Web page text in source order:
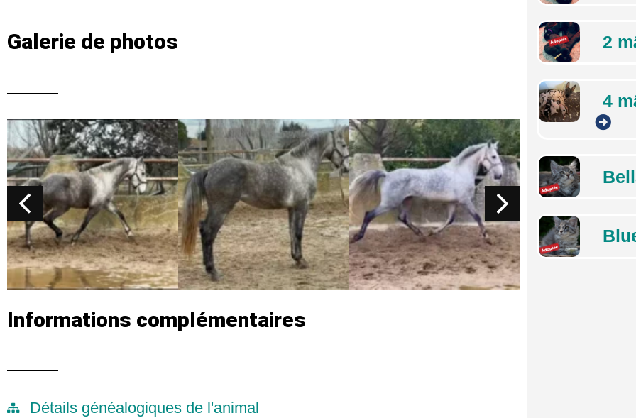
Galerie de photos
Informations complémentaires
Détails généalogiques de l'animal
2
4